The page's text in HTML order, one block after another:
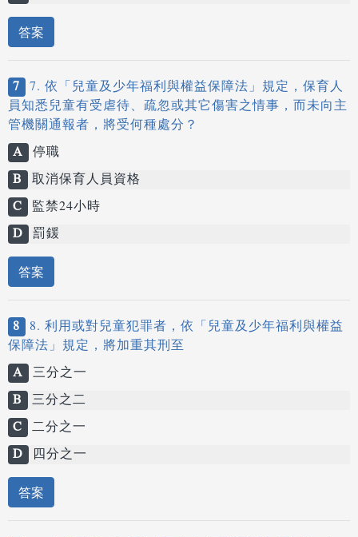
答案
7 7. 依「兒童及少年福利與權益保障法」規定，保育人
員知悉兒童有受虐待、疏忽或其它傷害之情事，而未向主
管機關通報者，將受何種處分？
A 停職
B 取消保育人員資格
C 監禁24小時
D 罰鍰
答案
8 8. 利用或對兒童犯罪者，依「兒童及少年福利與權益
保障法」規定，將加重其刑至
A 三分之一
B 三分之二
C 二分之一
D
四分之一
答案